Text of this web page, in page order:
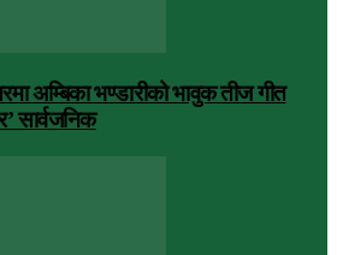
अम्बिका भण्डारीको भावुक तीज गीत
सार्वजनिक